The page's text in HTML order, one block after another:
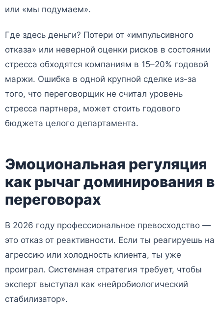
или «мы подумаем».
Где здесь деньги? Потери от «импульсивного
отказа» или неверной оценки рисков в состоянии
стресса обходятся компаниям в 15–20% годовой
маржи. Ошибка в одной крупной сделке из-за
того, что переговорщик не считал уровень
стресса партнера, может стоить годового
бюджета целого департамента.
Эмоциональная регуляция
как рычаг доминирования в
переговорах
В 2026 году профессиональное превосходство —
это отказ от реактивности. Если ты реагируешь на
агрессию или холодность клиента, ты уже
проиграл. Системная стратегия требует, чтобы
эксперт выступал как «нейробиологический
стабилизатор».